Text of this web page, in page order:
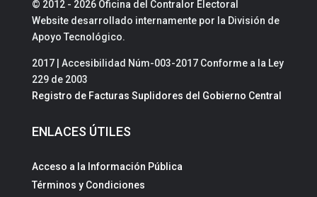
© 2012 - 2026 Oficina del Contralor Electoral
Website desarrollado internamente por la División de
Apoyo Tecnológico.
2017 | Accesibilidad Núm-003-2017 Conforme a la Ley
229 de 2003
Registro de Facturas Suplidores del Gobierno Central
ENLACES ÚTILES
Acceso a la Información Pública
Términos y Condiciones